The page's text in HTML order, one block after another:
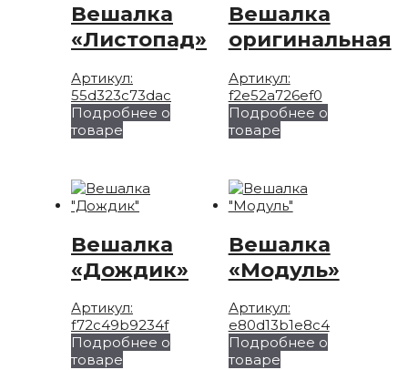
Вешалка
«Листопад»
Артикул:
55d323c73dac
Подробнее о
товаре
Вешалка
оригинальная
Артикул:
f2e52a726ef0
Подробнее о
товареЭтот
вариаций.
Опции
выбрать
на
странице
товара.
Вешалка
«Дождик»
Артикул:
f72c49b9234f
Подробнее о
товаре
Вешалка
«Модуль»
Артикул:
e80d13b1e8c4
Подробнее о
товареЭтот